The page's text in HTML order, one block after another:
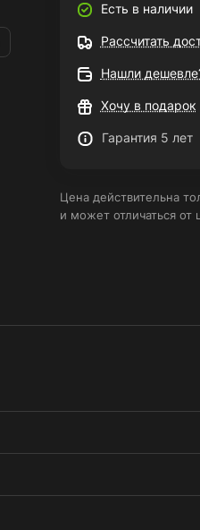
Есть в наличии
Рассчитать
Нашли
Хочу в подарок
Гарантия 5 лет
Цена действительна
и может отличаться от